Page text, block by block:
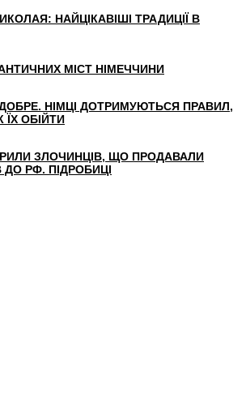
НАЙЦІКАВІШІ ТРАДИЦІЇ В
МІСТ НІМЕЧЧИНИ
НІМЦІ ДОТРИМУЮТЬСЯ ПРАВИЛ,
ОБІЙТИ
ЗЛОЧИНЦІВ, ЩО ПРОДАВАЛИ
ДО РФ. ПІДРОБИЦІ